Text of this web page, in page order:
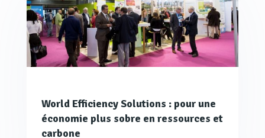
World Efficiency Solutions : pour une
économie plus sobre en ressources et
carbone